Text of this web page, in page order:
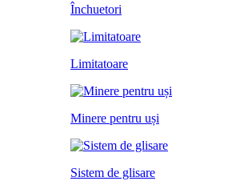
Închuetori
Limitatoare
Minere pentru uși
Sistem de glisare